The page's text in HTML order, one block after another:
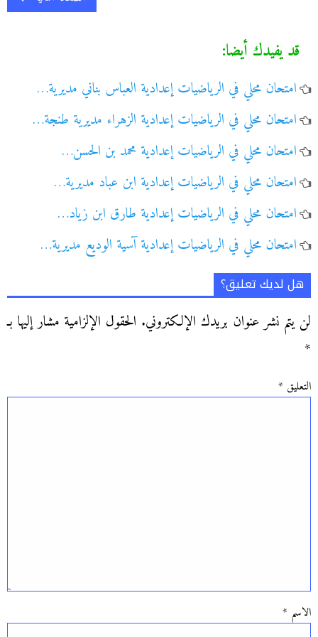
قد يفيدك أيضا:
امتحان محلي في الرياضيات إعدادية العباس بناني مديرية…
امتحان محلي في الرياضيات إعدادية الزهراء مديرية طنجة…
امتحان محلي في الرياضيات إعدادية محمد بن الحسن…
امتحان محلي في الرياضيات إعدادية ابن عباد مديرية…
امتحان محلي في الرياضيات إعدادية طارق ابن زياد…
امتحان محلي في الرياضيات إعدادية آسية الوديع مديرية…
هل لديك تعليق؟
لن يتم نشر عنوان بريدك الإلكتروني. الحقول الإلزامية مشار إليها بـ
*
التعليق *
الاسم *